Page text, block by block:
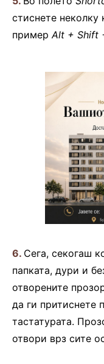
стиснете неколку
пример Alt + Shift
6. Сега, секогаш
папката, дури и
отворените
да ги притиснете
тастатурата.
отвори врз сите